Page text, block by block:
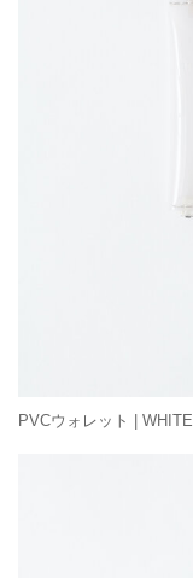
PVCウォレット | WHITE